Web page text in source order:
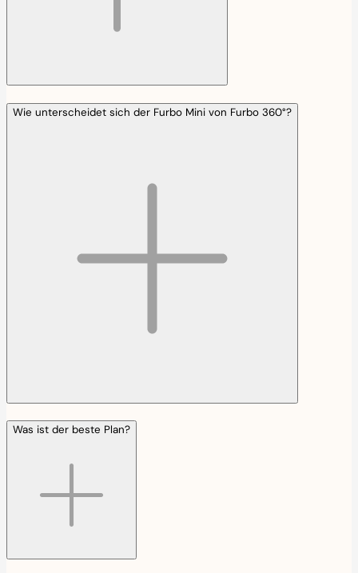
Wie unterscheidet sich der Furbo Mini von Furbo 360°?
Was ist der beste Plan?